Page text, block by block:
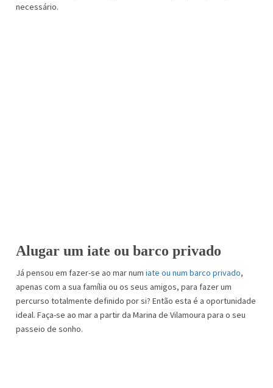
necessário.
Alugar um iate ou barco privado
Já pensou em fazer-se ao mar num iate ou num barco privado,
apenas com a sua família ou os seus amigos, para fazer um
percurso totalmente definido por si? Então esta é a oportunidade
ideal. Faça-se ao mar a partir da Marina de Vilamoura para o seu
passeio de sonho.